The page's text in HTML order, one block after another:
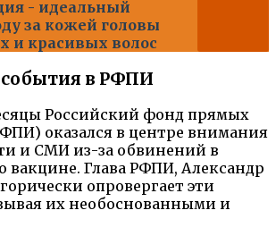
- идеальный
за кожей головы
и красивых волос
в РФПИ
Российский фонд прямых
оказался в центре внимания
и СМИ из-за обвинений в
вакцине. Глава РФПИ, Александр
опровергает эти
их необоснованными и